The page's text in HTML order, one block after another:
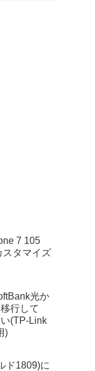
7 105
スタマイズ
光か
行して
(TP-Link
)
ド1809)に